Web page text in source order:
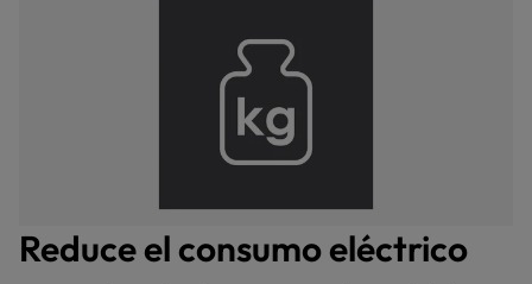
Reduce el consumo eléctrico